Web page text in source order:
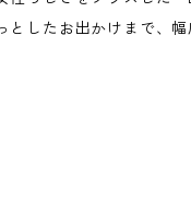
としたお出かけまで、